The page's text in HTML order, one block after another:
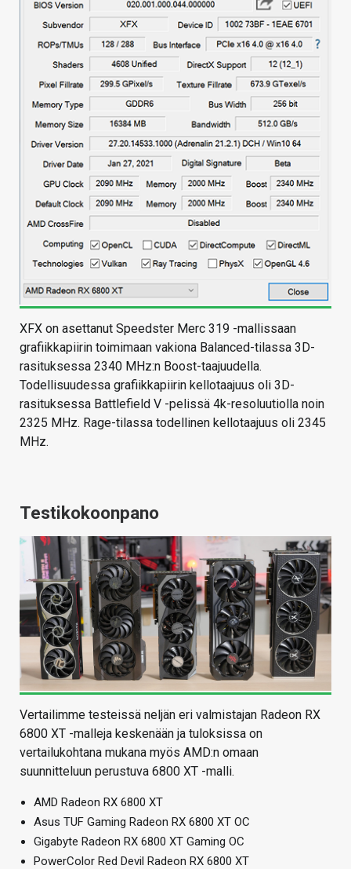
XFX on asettanut Speedster Merc 319 -mallissaan
grafiikkapiirin toimimaan vakiona Balanced-tilassa 3D-
rasituksessa 2340 MHz:n Boost-taajuudella.
Todellisuudessa grafiikkapiirin kellotaajuus oli 3D-
rasituksessa Battlefield V -pelissä 4k-resoluutiolla noin
2325 MHz. Rage-tilassa todellinen kellotaajuus oli 2345
MHz.
Testikokoonpano
Vertailimme testeissä neljän eri valmistajan Radeon RX
6800 XT -malleja keskenään ja tuloksissa on
vertailukohtana mukana myös AMD:n omaan
suunnitteluun perustuva 6800 XT -malli.
AMD Radeon RX 6800 XT
Asus TUF Gaming Radeon RX 6800 XT OC
Gigabyte Radeon RX 6800 XT Gaming OC
PowerColor Red Devil Radeon RX 6800 XT